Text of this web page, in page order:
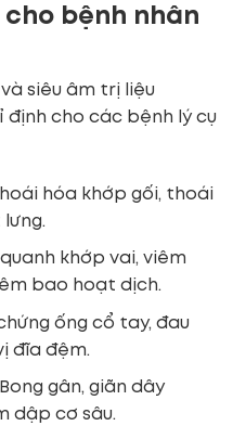
bệnh nhân
siêu âm trị liệu
cho các bệnh lý cụ
hóa khớp gối, thoái
khớp vai, viêm
bao hoạt dịch.
ống cổ tay, đau
đĩa đệm.
gân, giãn dây
dập cơ sâu.